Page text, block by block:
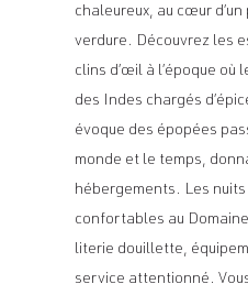
chaleureux, au cœur
verdure. Découvrez les
clins d’œil à l’époque où
des Indes chargés
évoque des épopées
monde et le temps,
hébergements. Les
confortables au
literie douillette,
service attentionné.